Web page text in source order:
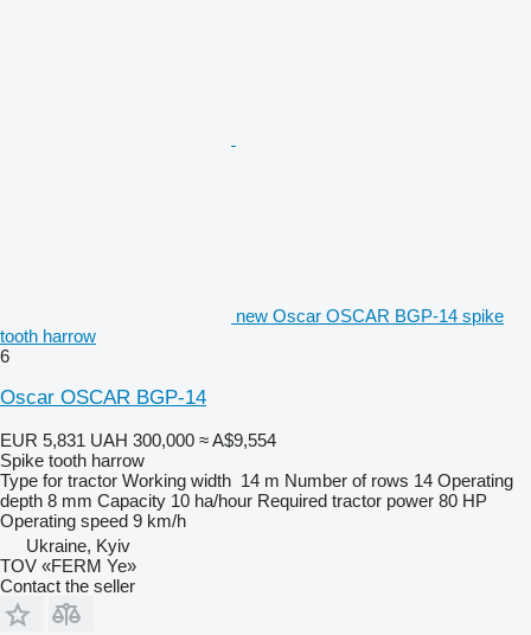
new Oscar OSCAR BGP-14 spike
tooth harrow
6
Oscar OSCAR BGP-14
EUR 5,831 UAH 300,000 ≈ A$9,554
Spike tooth harrow
Type for tractor Working width 14 m Number of rows 14 Operating
depth 8 mm Capacity 10 ha/hour Required tractor power 80 HP
Operating speed 9 km/h
Ukraine, Kyiv
TOV «FERM Ye»
Contact the seller